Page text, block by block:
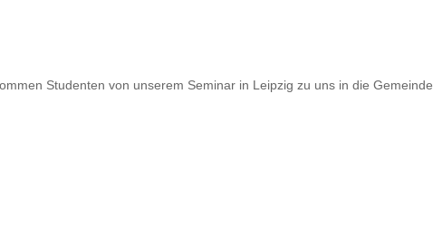
Studenten von unserem Seminar in Leipzig zu uns in die Gemeinde